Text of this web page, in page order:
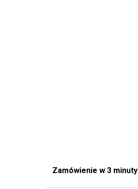
Zamówienie w 3 minuty